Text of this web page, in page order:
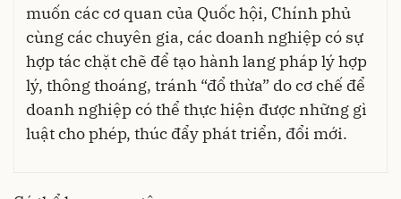
muốn các cơ quan của Quốc hội, Chính phủ
cùng các chuyên gia, các doanh nghiệp có sự
hợp tác chặt chẽ để tạo hành lang pháp lý hợp
lý, thông thoáng, tránh “đổ thừa” do cơ chế để
doanh nghiệp có thể thực hiện được những gì
luật cho phép, thúc đẩy phát triển, đổi mới.